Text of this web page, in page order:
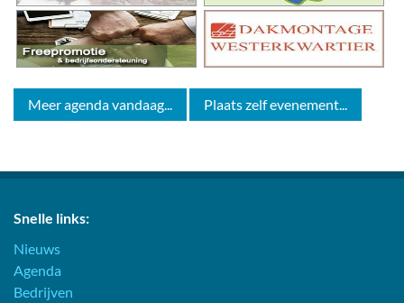
Meer agenda vandaag... Plaats zelf evenement...
Snelle links:
Nieuws
Agenda
Bedrijven